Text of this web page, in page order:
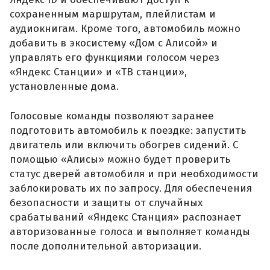
сохраненным маршрутам, плейлистам и
аудиокнигам. Кроме того, автомобиль можно
добавить в экосистему «Дом с Алисой» и
управлять его функциями голосом через
«Яндекс Станции» и «ТВ станции»,
установленные дома.
Голосовые команды позволяют заранее
подготовить автомобиль к поездке: запустить
двигатель или включить обогрев сидений. С
помощью «Алисы» можно будет проверить
статус дверей автомобиля и при необходимости
заблокировать их по запросу. Для обеспечения
безопасности и защиты от случайных
срабатываний «Яндекс Станция» распознает
авторизованные голоса и выполняет команды
после дополнительной авторизации.